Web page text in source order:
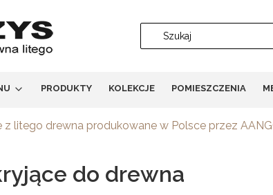
PRODUKTY KOLEKCJE POMIESZCZENIA
z litego drewna produkowane w Polsce przez
do drewna